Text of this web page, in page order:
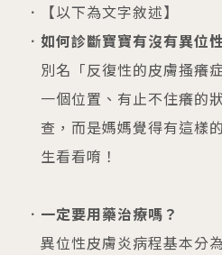
診療科目
06 最新消息
07 衛教資訊
【以下為文字敘述】
如何診斷寶寶有沒有異位
別名「反復性的皮膚搔癢
一個位置、有止不住癢的
查，而是媽媽覺得有這樣
生看看唷！
一定要用藥治療嗎？
異位性皮膚炎病程基本分